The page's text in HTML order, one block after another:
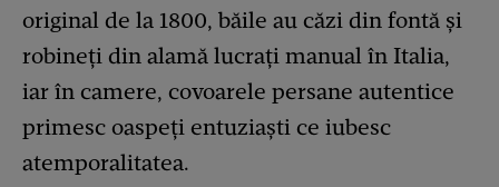
original de la 1800, băile au căzi din fontă și
robineți din alamă lucrați manual în Italia,
iar în camere, covoarele persane autentice
primesc oaspeți entuziaști ce iubesc
atemporalitatea.